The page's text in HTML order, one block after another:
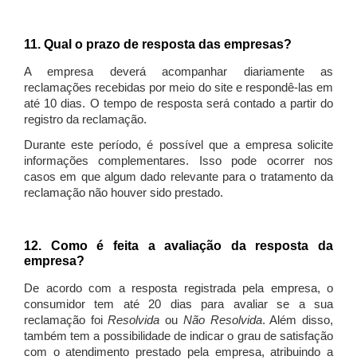
11. Qual o prazo de resposta das empresas?
A empresa deverá acompanhar diariamente as
reclamações recebidas por meio do site e respondê-las em
até 10 dias. O tempo de resposta será contado a partir do
registro da reclamação.
Durante este período, é possível que a empresa solicite
informações complementares. Isso pode ocorrer nos
casos em que algum dado relevante para o tratamento da
reclamação não houver sido prestado.
12. Como é feita a avaliação da resposta da
empresa?
De acordo com a resposta registrada pela empresa, o
consumidor tem até 20 dias para avaliar se a sua
reclamação foiResolvida ou Não Resolvida. Além disso,
também tem a possibilidade de indicar o grau de satisfação
com o atendimento prestado pela empresa, atribuindo a